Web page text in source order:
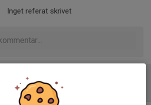
Inget referat skrivet